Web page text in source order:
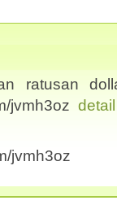
ratusan
jvmh3oz
jvmh3oz